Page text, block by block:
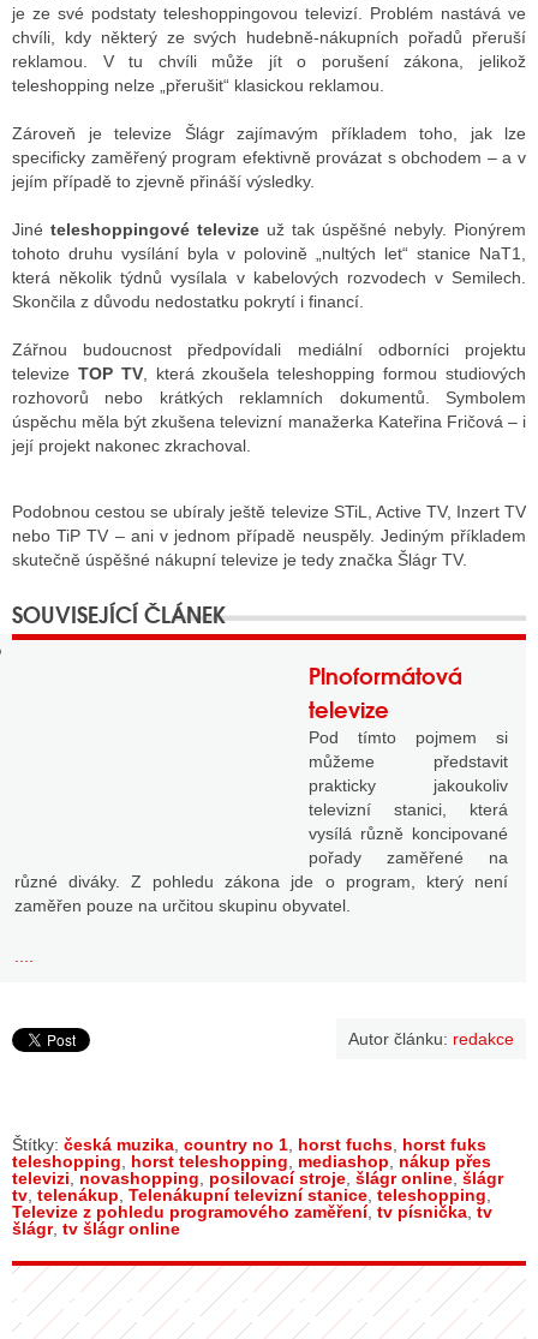
RÁDIA
STRÁNKY RÁDIÍ
STRÁNKY TV
STÁT BLOGEREM
BLOGERA
STARŠÍCH DISKUZÍ
je ze své podstaty teleshoppingovou televizí. Problém nastává ve
chvíli, kdy některý ze svých hudebně-nákupních pořadů přeruší
reklamou. V tu chvíli může jít o porušení zákona, jelikož
teleshopping nelze „přerušit“ klasickou reklamou.
Zároveň je televize Šlágr zajímavým příkladem toho, jak lze
specificky zaměřený program efektivně provázat s obchodem – a v
jejím případě to zjevně přináší výsledky.
Jiné teleshoppingové televize už tak úspěšné nebyly. Pionýrem
tohoto druhu vysílání byla v polovině „nultých let“ stanice NaT1,
která několik týdnů vysílala v kabelových rozvodech v Semilech.
Skončila z důvodu nedostatku pokrytí i financí.
Zářnou budoucnost předpovídali mediální odborníci projektu
televize TOP TV, která zkoušela teleshopping formou studiových
rozhovorů nebo krátkých reklamních dokumentů. Symbolem
úspěchu měla být zkušena televizní manažerka Kateřina Fričová – i
její projekt nakonec zkrachoval.
Podobnou cestou se ubíraly ještě televize STiL, Active TV, Inzert TV
nebo TiP TV – ani v jednom případě neuspěly. Jediným příkladem
skutečně úspěšné nákupní televize je tedy značka Šlágr TV.
Plnoformátová
televize
Pod tímto pojmem si
můžeme představit
prakticky jakoukoliv
televizní stanici, která
vysílá různě koncipované
pořady zaměřené na
různé diváky. Z pohledu zákona jde o program, který není
zaměřen pouze na určitou skupinu obyvatel.
Autor článku: redakce
Štítky: česká muzika country no 1 horst fuchs horst fuks
teleshopping
horst teleshopping mediashop
nákup přes
televizi
novashopping posilovací stroje šlágr online šlágr
tv telenákup Telenákupní televizní stanice teleshopping
Televize z pohledu programového zaměření, tv písnička tv
šlágr, tv šlágr online